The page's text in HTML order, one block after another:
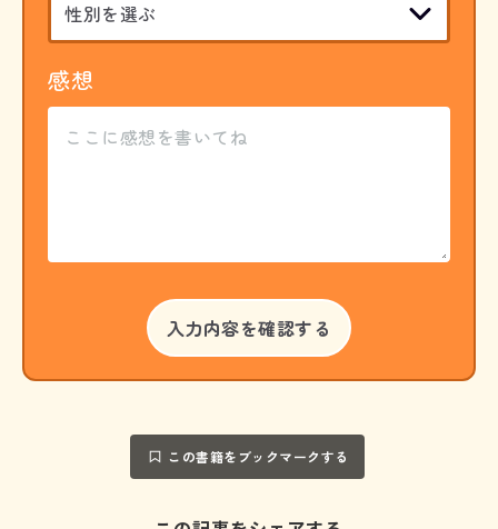
感想
この書籍をブックマークする